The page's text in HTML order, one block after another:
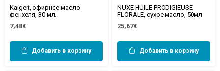
Kaigert, эфирное масло
фенхеля, 30 мл.
7,48€
Добавить в корзину
NUXE HUILE PRODIGIEUSE
FLORALE, сухое масло, 50мл
25,67€
Добавить в корзину